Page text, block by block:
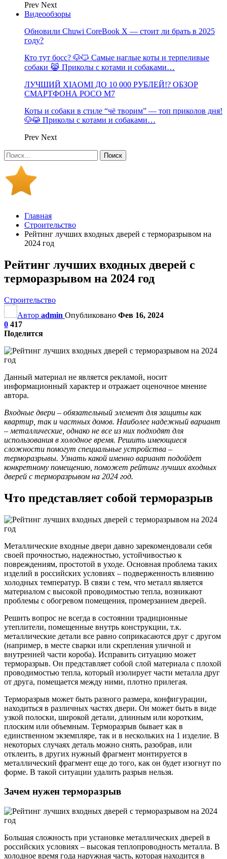
Prev Next
Видеообзоры
Обновили Chuwi CoreBook X — стоит ли брать в 2025
году?
Кто тут босс? 🐶😼 Самые наглые коты и терпеливые
собаки 😹 Приколы с котами и собаками…
ЛУЧШИЙ XIAOMI ДО 10 000 РУБЛЕЙ!? ОБЗОР
СМАРТФОНА POCO M7
Коты и собаки в стиле “чё творим” — топ приколов дня!
🐶😹 Приколы с котами и собаками…
Prev Next
Главная
Строительство
Рейтинг лучших входных дверей с терморазрывом на
2024 год
Рейтинг лучших входных дверей с
терморазрывом на 2024 год
Строительство
Автор admin Опубликовано Фев 16, 2024
0 417
Поделится
Данный материал не является рекламой, носит
информационный характер и отражает оценочное мнение
автора.
Входные двери – обязательный элемент для защиты как
квартир, так и частных домов. Наиболее надежный вариант
– металлические, однако не все из них подходят для
использования в холодное время. Решить имеющиеся
сложности помогут специальные устройства –
терморазрывы. Узнать какой именно вариант подойдет
конкретному помещению, поможет рейтинг лучших входных
дверей с терморазрывом на 2024 год.
Что представляет собой терморазрыв
Металлические входные двери давно зарекомендовали себя
своей прочностью, надежностью, устойчивостью к
повреждениям, простотой в уходе. Основная проблема таких
изделий в российских условиях – подверженность влиянию
холодных температур. В связи с тем, что металл является
материалом с высокой проводимостью тепла, возникают
проблемы с обогревом помещения, промерзанием дверей.
Решить вопрос не всегда в состоянии традиционные
утеплители, помещенные внутрь конструкции, т.к.
металлические детали все равно соприкасаются друг с другом
(например, в месте сварки или скрепления уличной и
внутренней части короба). Исправить ситуацию может
терморазрыв. Он представляет собой слой материала с плохой
проводимостью тепла, который изолирует части металла друг
от друга, помещается между ними, плотно прилегая.
Терморазрыв может быть разного размера, конфигурации,
находиться в различных частях двери. Он может быть в виде
узкой полоски, широкой детали, длинным или коротким,
плоским или объемным. Терморазрыв бывает как в
единственном экземпляре, так и в нескольких на 1 изделие. В
некоторых случаях деталь можно снять, разобрав, или
отклеить, в других нужный фрагмент монтируется в
металлический фрагмент еще до того, как он будет изогнут по
форме. В такой ситуации удалить разрыв нельзя.
Зачем нужен терморазрыв
Большая сложность при установке металлических дверей в
российских условиях – высокая теплопроводность металла. В
холодное время года наружная часть, которая находится в